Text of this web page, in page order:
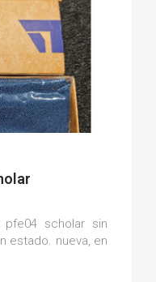
pfe04 scholar sin
estado. nueva, en